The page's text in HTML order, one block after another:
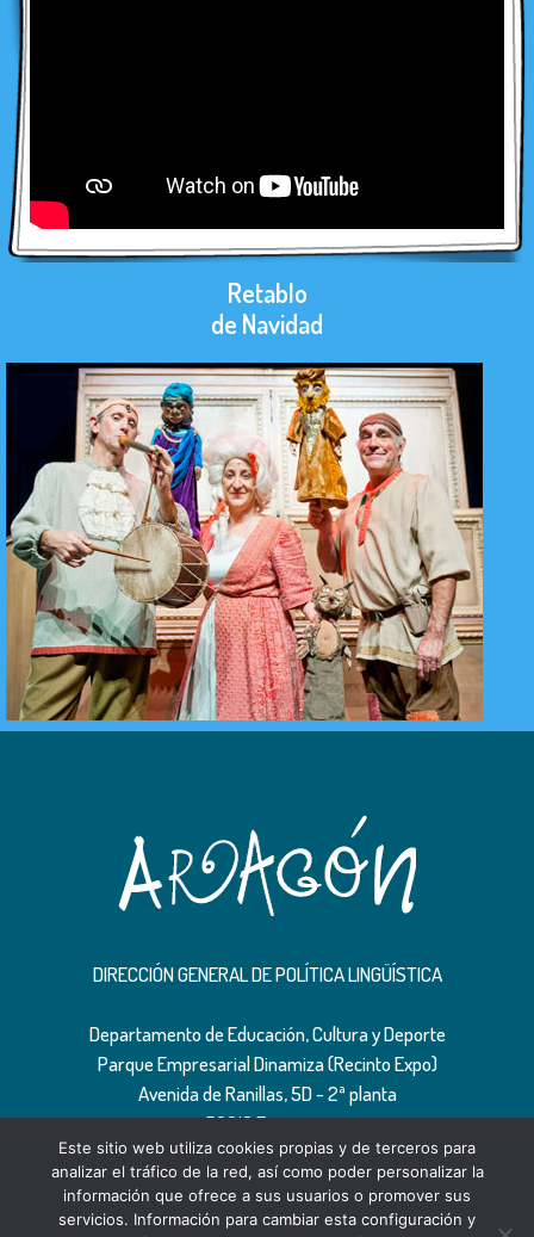
Retablo
de Navidad
DIRECCIÓN GENERAL DE POLÍTICA LINGÜÍSTICA
Departamento de Educación, Cultura y Deporte
Parque Empresarial Dinamiza (Recinto Expo)
Avenida de Ranillas, 5D - 2ª planta
50018 Zaragoza
Tfno: 976 71 54 65
Este sitio web utiliza cookies propias y de terceros para
analizar el tráfico de la red, así como poder personalizar la
información que ofrece a sus usuarios o promover sus
servicios. Información para cambiar esta configuración y